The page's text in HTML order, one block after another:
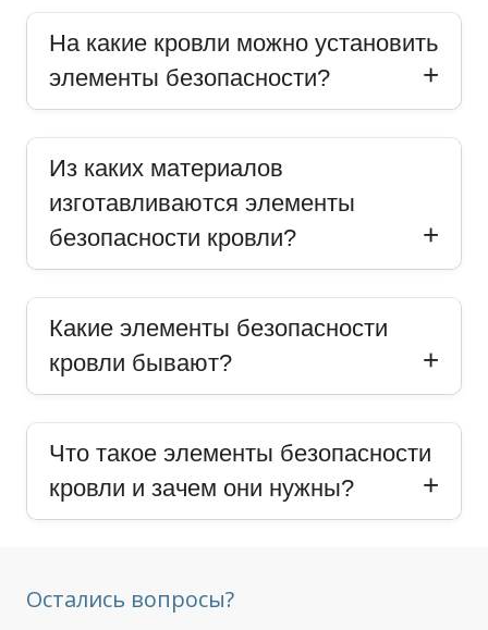
На какие кровли можно установить
элементы безопасности?
Из каких материалов
изготавливаются элементы
безопасности кровли?
Какие элементы безопасности
кровли бывают?
Что такое элементы безопасности
кровли и зачем они нужны?
Остались вопросы?